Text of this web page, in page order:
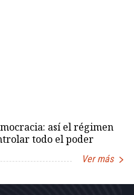
así el régimen
todo el poder
Ver más